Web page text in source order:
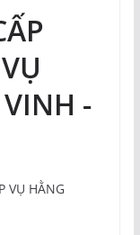
-
VỤ HẰNG